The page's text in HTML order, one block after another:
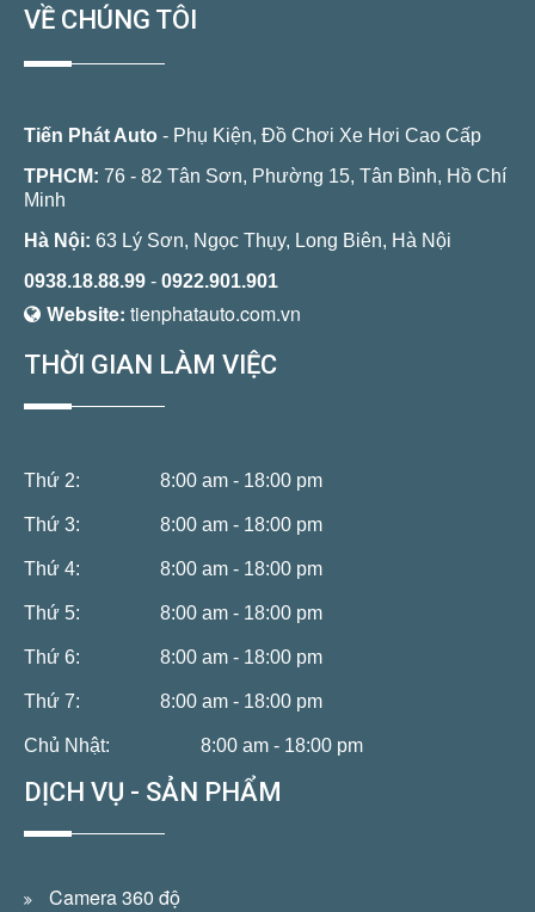
VỀ CHÚNG TÔI
Tiến Phát Auto - Phụ Kiện, Đồ Chơi Xe Hơi Cao Cấp
TPHCM: 76 - 82 Tân Sơn, Phường 15, Tân Bình, Hồ Chí
Minh
Hà Nội: 63 Lý Sơn, Ngọc Thụy, Long Biên, Hà Nội
0938.18.88.99 - 0922.901.901
Website: tienphatauto.com.vn
THỜI GIAN LÀM VIỆC
Thứ 2: 8:00 am - 18:00 pm
Thứ 3: 8:00 am - 18:00 pm
Thứ 4: 8:00 am - 18:00 pm
Thứ 5: 8:00 am - 18:00 pm
Thứ 6: 8:00 am - 18:00 pm
Thứ 7: 8:00 am - 18:00 pm
Chủ Nhật: 8:00 am - 18:00 pm
DỊCH VỤ - SẢN PHẨM
Camera 360 độ